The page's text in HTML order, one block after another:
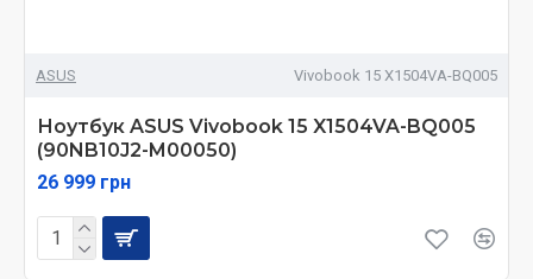
ASUS Vivobook 15 X1504VA-BQ005
Ноутбук ASUS Vivobook 15 X1504VA-BQ005
(90NB10J2-M00050)
26 999 грн